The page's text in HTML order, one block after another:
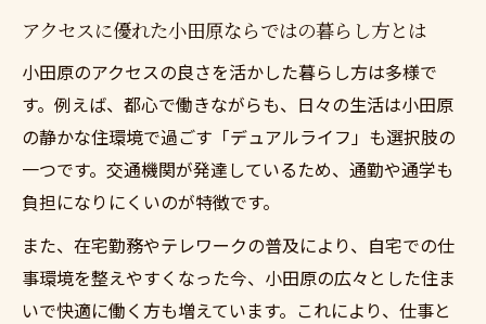
東京までアクセスの良い小田原移住を考え
ようと快適通勤の実際
小田原から都心通勤を成功させる生活術
移住後の通勤事情と暮らしの変化に注目
小田原移住で叶える理想のワークライフバ
東京までアクセスの良い小田原移住を考え
ようと職住近接の工夫
アクセスに優れた小田原ならではの暮らし方とは
小田原のアクセスの良さを活かした暮らし方は多様で
す。例えば、都心で働きながらも、日々の生活は小田原
の静かな住環境で過ごす「デュアルライフ」も選択肢の
一つです。交通機関が発達しているため、通勤や通学も
負担になりにくいのが特徴です。
また、在宅勤務やテレワークの普及により、自宅での仕
事環境を整えやすくなった今、小田原の広々とした住ま
いで快適に働く方も増えています。これにより、仕事と